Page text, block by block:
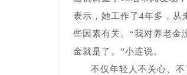
表示，她工作了4年多，从
些因素有关。“我对养老金
金就是了。”小连说。
不仅年轻人不关心、